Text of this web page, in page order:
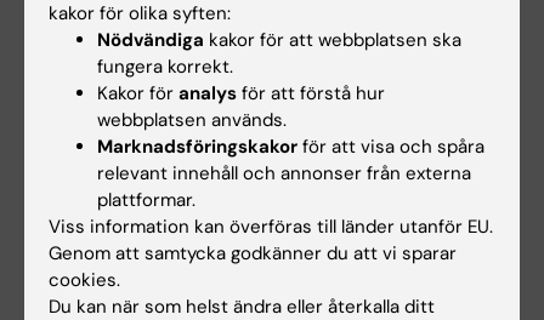
Jesper Z. Haeggström
Professor, Senior
Telefon:
+46852487612
E-post:
jesper.haeggstrom@ki.se
kakor för olika syften:
Nödvändiga kakor för att webbplatsen ska
fungera korrekt.
Kakor för analys för att förstå hur
webbplatsen används.
Marknadsföringskakor för att visa och spåra
relevant innehåll och annonser från externa
plattformar.
Viss information kan överföras till länder utanför EU.
Genom att samtycka godkänner du att vi sparar
cookies.
Du kan när som helst ändra eller återkalla ditt